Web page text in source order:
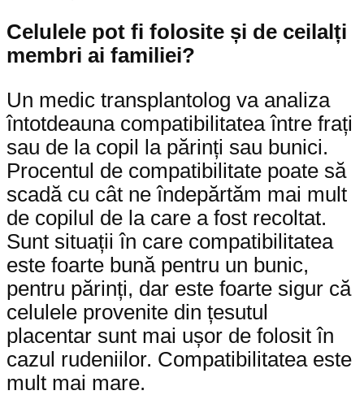
Celulele pot fi folosite și de ceilalți
membri ai familiei?
Un medic transplantolog va analiza
întotdeauna compatibilitatea între frați
sau de la copil la părinți sau bunici.
Procentul de compatibilitate poate să
scadă cu cât ne îndepărtăm mai mult
de copilul de la care a fost recoltat.
Sunt situații în care compatibilitatea
este foarte bună pentru un bunic,
pentru părinți, dar este foarte sigur că
celulele provenite din țesutul
placentar sunt mai ușor de folosit în
cazul rudeniilor. Compatibilitatea este
mult mai mare.